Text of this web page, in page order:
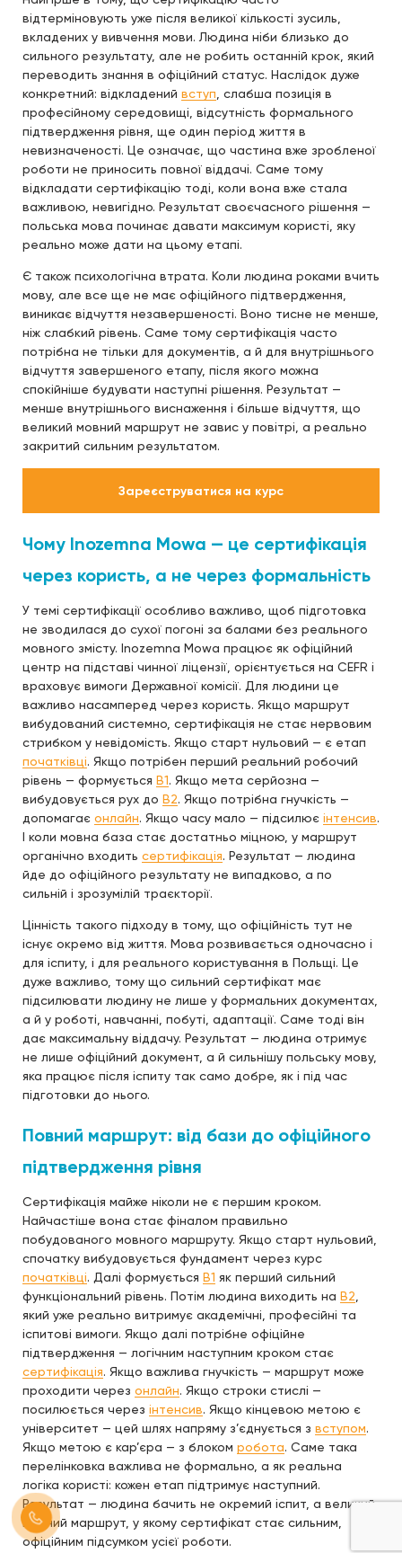
відтерміновують уже після великої кількості зусиль,
вкладених у вивчення мови. Людина ніби близько до
сильного результату, але не робить останній крок, який
переводить знання в офіційний статус. Наслідок дуже
конкретний: відкладений вступ , слабша позиція в
професійному середовищі, відсутність формального
підтвердження рівня, ще один період життя в
невизначеності. Це означає, що частина вже зробленої
роботи не приносить повної віддачі. Саме тому
відкладати сертифікацію тоді, коли вона вже стала
важливою, невигідно. Результат своєчасного рішення —
польська мова починає давати максимум користі, яку
реально може дати на цьому етапі.
Є також психологічна втрата. Коли людина роками вчить
мову, але все ще не має офіційного підтвердження,
виникає відчуття незавершеності. Воно тисне не менше,
ніж слабкий рівень. Саме тому сертифікація часто
потрібна не тільки для документів, а й для внутрішнього
відчуття завершеного етапу, після якого можна
спокійніше будувати наступні рішення. Результат —
менше внутрішнього виснаження і більше відчуття, що
великий мовний маршрут не завис у повітрі, а реально
закритий сильним результатом.
Зареєструватися на курс
Чому Inozemna Mowa — це сертифікація
через користь, а не через формальність
У темі сертифікації особливо важливо, щоб підготовка
не зводилася до сухої погоні за балами без реального
мовного змісту. Inozemna Mowa працює як офіційний
центр на підставі чинної ліцензії, орієнтується на CEFR і
враховує вимоги Державної комісії. Для людини це
важливо насамперед через користь. Якщо маршрут
вибудований системно, сертифікація не стає нервовим
стрибком у невідомість. Якщо старт нульовий — є етап
початківці. Якщо потрібен перший реальний робочий
рівень — формується B1. Якщо мета серйозна —
вибудовується рух до B2. Якщо потрібна гнучкість —
допомагає онлайн. Якщо часу мало — підсилює інтенсив.
І коли мовна база стає достатньо міцною, у маршрут
органічно входить сертифікація. Результат — людина
йде до офіційного результату не випадково, а по
сильній і зрозумілій траєкторії.
Цінність такого підходу в тому, що офіційність тут не
існує окремо від життя. Мова розвивається одночасно і
для іспиту, і для реального користування в Польщі. Це
дуже важливо, тому що сильний сертифікат має
підсилювати людину не лише у формальних документах,
а й у роботі, навчанні, побуті, адаптації. Саме тоді він
дає максимальну віддачу. Результат — людина отримує
не лише офіційний документ, а й сильнішу польську мову,
яка працює після іспиту так само добре, як і під час
підготовки до нього.
Повний маршрут: від бази до офіційного
підтвердження рівня
Сертифікація майже ніколи не є першим кроком.
Найчастіше вона стає фіналом правильно
побудованого мовного маршруту. Якщо старт нульовий,
спочатку вибудовується фундамент через курс
початківці. Далі формується B1 як перший сильний
функціональний рівень. Потім людина виходить на B2
який уже реально витримує академічні, професійні та
іспитові вимоги. Якщо далі потрібне офіційне
підтвердження — логічним наступним кроком стає
сертифікація. Якщо важлива гнучкість — маршрут може
проходити через онлайн. Якщо строки стислі —
посилюється через інтенсив. Якщо кінцевою метою є
університет — цей шлях напряму з’єднується з вступом.
Якщо метою є кар’єра — з блоком робота. Саме така
перелінковка важлива не формально, а як реальна
логіка користі: кожен етап підтримує наступний.
Результат — людина бачить не окремий іспит, а великий
мовний маршрут, у якому сертифікат стає сильним,
офіційним підсумком усієї роботи.